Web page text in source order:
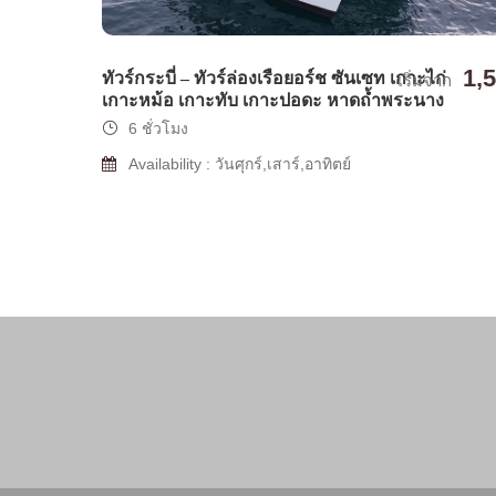
ทัวร์กระบี่ – ทัวร์ล่องเรือยอร์ช ซันเซท เกาะไก่
เกาะหม้อ เกาะทับ เกาะปอดะ หาดถ้ำพระนาง
เริ่มจาก
6 ชั่วโมง
Availability : วันศุกร์,เสาร์,อาทิตย์